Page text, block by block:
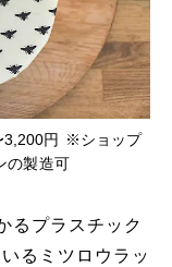
3,200円 ※ショップ
の製造可
るプラスチック
るミツロウラッ